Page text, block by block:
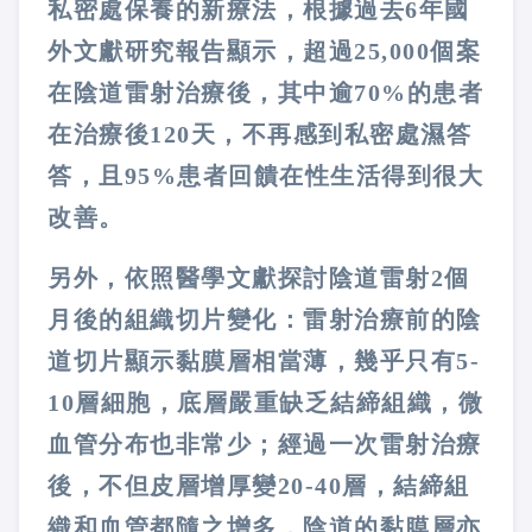
私密處保養的新療法，根據過去6年國
外文獻研究報告顯示，超過25,000個案
在陰道雷射治療後，其中逾70%的患者
在治療後120天，不再感到私密處濕答
答，且95%患者回饋在性生活得到很大
改善。
另外，依照醫學文獻探討陰道雷射2個
月後的組織切片變化：雷射治療前的陰
道切片顯示黏膜層相當薄，幾乎只有5-
10層細胞，底層嚴重缺乏結締組織，微
血管分布也非常少；經過一次雷射治療
後，不但皮層增厚變20-40層，結締組